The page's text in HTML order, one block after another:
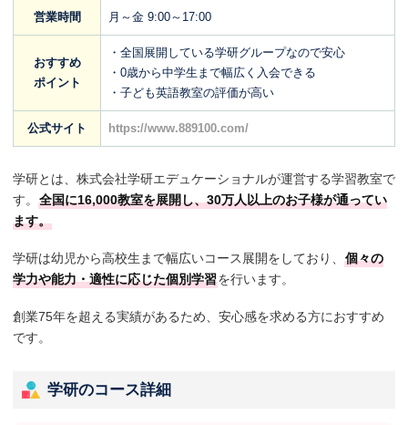
営業時間 月～金 9:00～17:00
おすすめ
ポイント
・全国展開している学研グループなので安心
・0歳から中学生まで幅広く入会できる
・子ども英語教室の評価が高い
公式サイト https://www.889100.com/
学研とは、株式会社学研エデュケーショナルが運営する学習教室で
す。 全国に16,000教室を展開し、30万人以上のお子様が通ってい
ます。
学研は幼児から高校生まで幅広いコース展開をしており、 個々の
学力や能力・適性に応じた個別学習を行います。
創業75年を超える実績があるため、安心感を求める方におすすめ
です。
学研のコース詳細